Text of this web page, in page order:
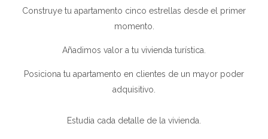
Construye tu apartamento cinco estrellas desde el primer
momento.
Añadimos valor a tu vivienda turística.
Posiciona tu apartamento en clientes de un mayor poder
adquisitivo.
Estudia cada detalle de la vivienda.